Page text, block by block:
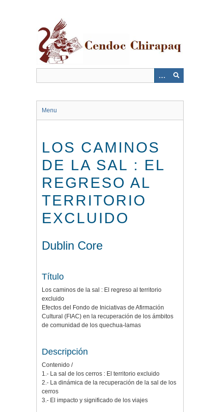
Menu
LOS CAMINOS
DE LA SAL : EL
REGRESO AL
TERRITORIO
EXCLUIDO
Dublin Core
Título
Los caminos de la sal : El regreso al territorio
excluido
Efectos del Fondo de Iniciativas de Afirmación
Cultural (FIAC) en la recuperación de los ámbitos
de comunidad de los quechua-lamas
Descripción
Contenido /
1.- La sal de los cerros : El territorio excluido
2.- La dinámica de la recuperación de la sal de los
cerros
3.- El impacto y significado de los viajes